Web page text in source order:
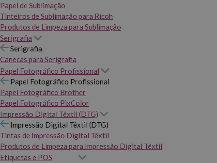
Papel de Sublimação
Tinteiros de Sublimação para Ricoh
Produtos de Limpeza para Sublimação
Serigrafia
Serigrafia
Canecas para Serigrafia
Papel Fotográfico Profissional
Papel Fotográfico Profissional
Papel Fotográfico Brother
Papel Fotográfico PixColor
Impressão Digital Têxtil (DTG)
Impressão Digital Têxtil (DTG)
Tintas de Impressão Digital Têxtil
Produtos de Limpeza para Impressão Digital Têxtil
Etiquetas e POS